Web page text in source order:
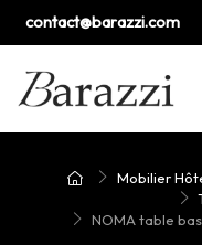
contact@barazzi.com
Mobilier
NOMA table